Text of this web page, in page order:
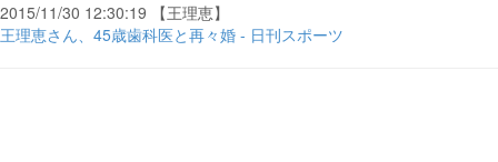
2015/11/30 12:30:19 【王理恵】
王理恵さん、45歳歯科医と再々婚 - 日刊スポーツ